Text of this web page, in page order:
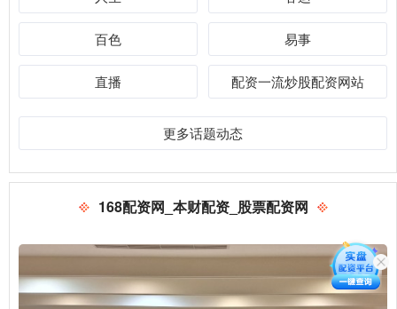
百色 易事
直播 配资一流炒股配资网站
更多话题动态
168配资网_本财配资_股票配资网